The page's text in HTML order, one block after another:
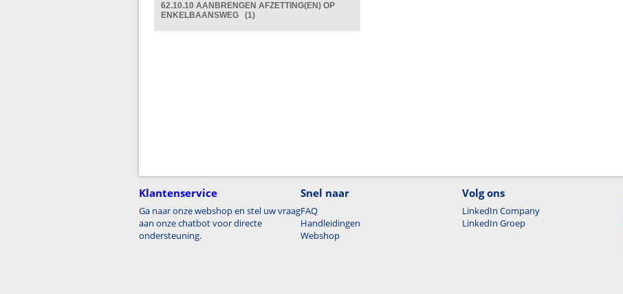
62.10.10 AANBRENGEN AFZETTING(EN) OP
ENKELBAANSWEG (1)
Klantenservice
Ga naar onze webshop en stel uw vraag
aan onze chatbot voor directe
ondersteuning.
Snel naar
FAQ
Handleidingen
Webshop
Volg ons
LinkedIn Company
LinkedIn Groep